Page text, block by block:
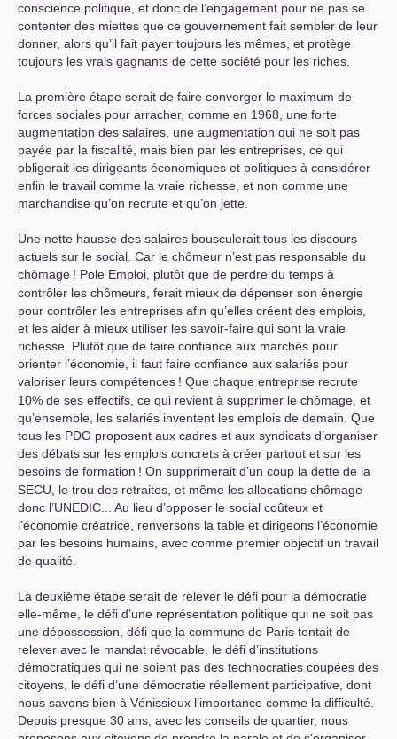
conscience politique, et donc de l’engagement pour ne pas se
contenter des miettes que ce gouvernement fait sembler de leur
donner, alors qu’il fait payer toujours les mêmes, et protège
toujours les vrais gagnants de cette société pour les riches.
La première étape serait de faire converger le maximum de
forces sociales pour arracher, comme en 1968, une forte
augmentation des salaires, une augmentation qui ne soit pas
payée par la fiscalité, mais bien par les entreprises, ce qui
obligerait les dirigeants économiques et politiques à considérer
enfin le travail comme la vraie richesse, et non comme une
marchandise qu’on recrute et qu’on jette.
Une nette hausse des salaires bousculerait tous les discours
actuels sur le social. Car le chômeur n’est pas responsable du
chômage ! Pole Emploi, plutôt que de perdre du temps à
contrôler les chômeurs, ferait mieux de dépenser son énergie
pour contrôler les entreprises afin qu’elles créent des emplois,
et les aider à mieux utiliser les savoir-faire qui sont la vraie
richesse. Plutôt que de faire confiance aux marchés pour
orienter l’économie, il faut faire confiance aux salariés pour
valoriser leurs compétences ! Que chaque entreprise recrute
10% de ses effectifs, ce qui revient à supprimer le chômage, et
qu’ensemble, les salariés inventent les emplois de demain. Que
tous les PDG proposent aux cadres et aux syndicats d’organiser
des débats sur les emplois concrets à créer partout et sur les
besoins de formation ! On supprimerait d’un coup la dette de la
SECU , le trou des retraites, et même les allocations chômage
donc l’UNEDIC ... Au lieu d’opposer le social coûteux et
l’économie créatrice, renversons la table et dirigeons l’économie
par les besoins humains, avec comme premier objectif un travail
de qualité.
La deuxième étape serait de relever le défi pour la démocratie
elle-même, le défi d’une représentation politique qui ne soit pas
une dépossession, défi que la commune de Paris tentait de
relever avec le mandat révocable, le défi d’institutions
démocratiques qui ne soient pas des technocraties coupées des
citoyens, le défi d’une démocratie réellement participative, dont
nous savons bien à Vénissieux l’importance comme la difficulté.
Depuis presque 30 ans, avec les conseils de quartier, nous